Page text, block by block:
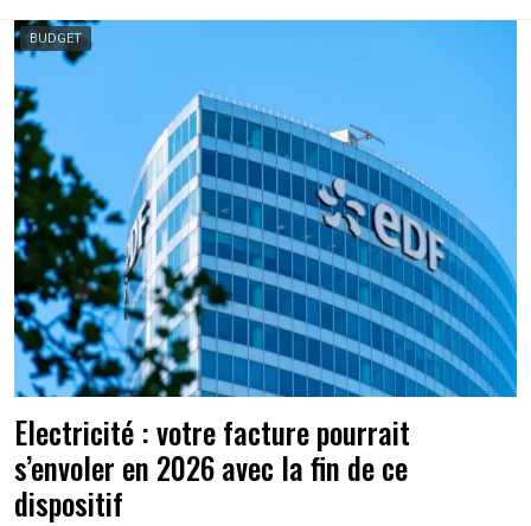
BUDGET
Electricité : votre facture pourrait
s’envoler en 2026 avec la fin de ce
dispositif